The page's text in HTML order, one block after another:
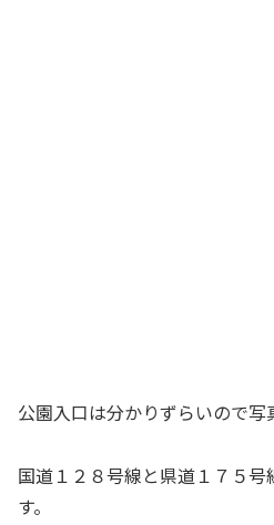
公園入口は分かりずらいので写
国道１２８号線と県道１７５
す。